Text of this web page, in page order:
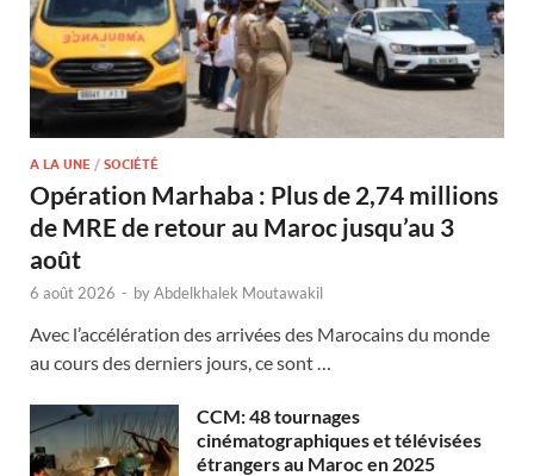
A LA UNE / SOCIÉTÉ
Opération Marhaba : Plus de 2,74 millions
de MRE de retour au Maroc jusqu’au 3
août
6 août 2026 - byAbdelkhalek Moutawakil
Avec l’accélération des arrivées des Marocains du monde
au cours des derniers jours, ce sont …
CCM: 48 tournages
cinématographiques et télévisées
étrangers au Maroc en 2025